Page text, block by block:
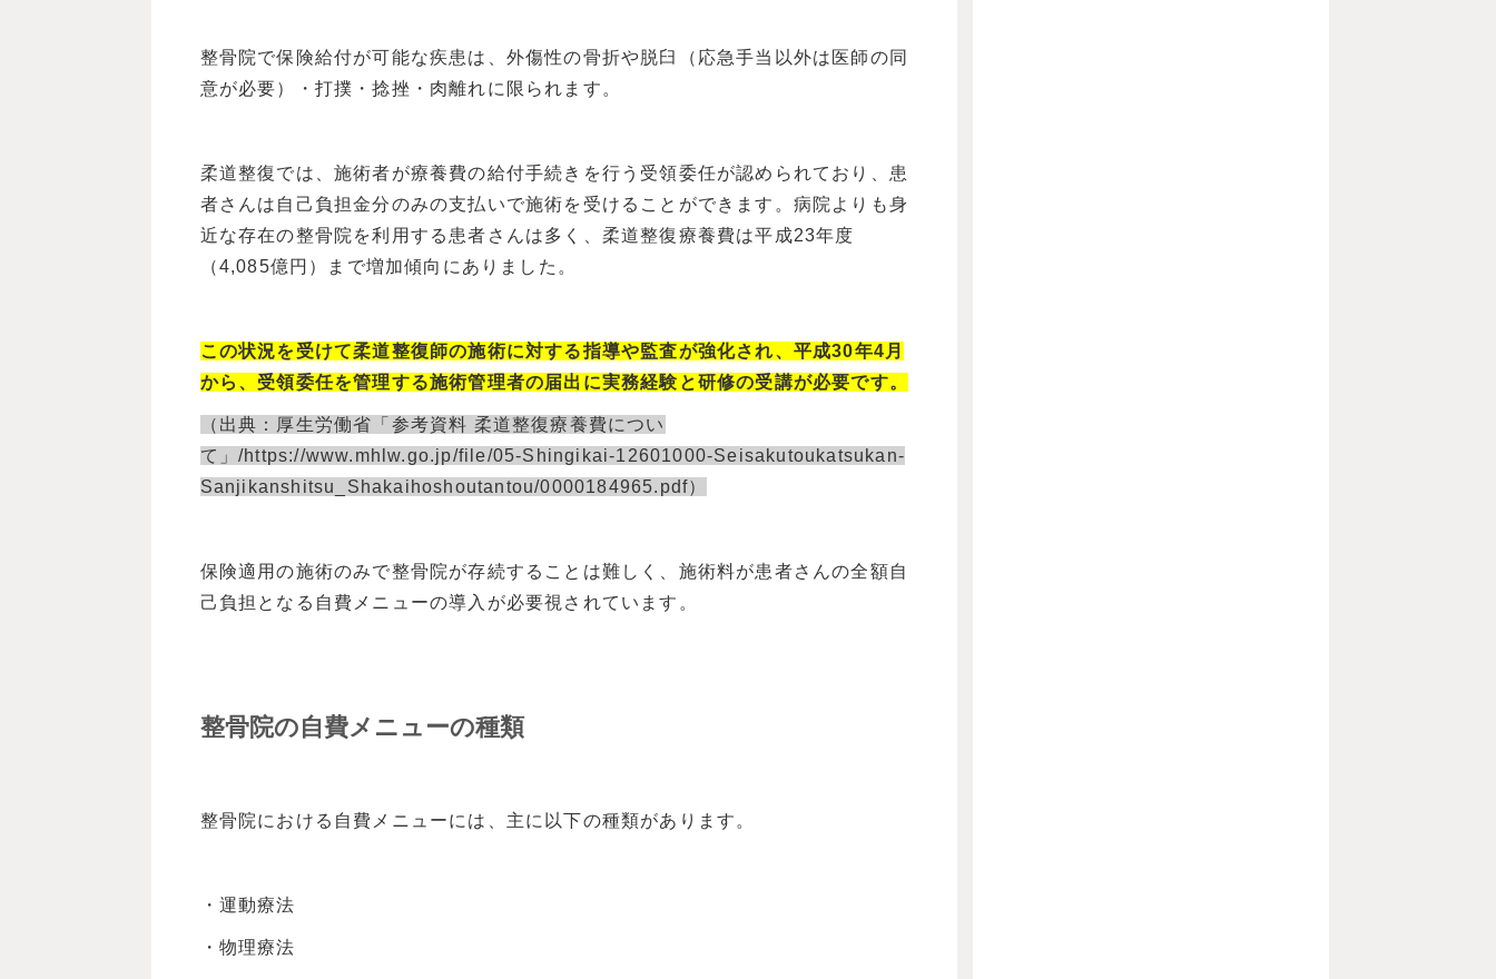
整骨院で保険給付が可能な疾患は、外傷性の骨折や脱臼（応急手当以外は医師の同
意が必要）・打撲・捻挫・肉離れに限られます。
柔道整復では、施術者が療養費の給付手続きを行う受領委任が認められており、患
者さんは自己負担金分のみの支払いで施術を受けることができます。病院よりも身
近な存在の整骨院を利用する患者さんは多く、柔道整復療養費は平成23年度
（4,085億円）まで増加傾向にありました。
この状況を受けて柔道整復師の施術に対する指導や監査が強化され、平成30年4月
から、受領委任を管理する施術管理者の届出に実務経験と研修の受講が必要です。
（出典：厚生労働省 「参考資料 柔道整復療養費につい
て」/https://www.mhlw.go.jp/file/05-Shingikai-12601000-Seisakutoukatsukan-
Sanjikanshitsu_Shakaihoshoutantou/0000184965.pdf）
保険適用の施術のみで整骨院が存続することは難しく、施術料が患者さんの全額自
己負担となる自費メニューの導入が必要視されています。
整骨院の自費メニューの種類
整骨院における自費メニューには、主に以下の種類があります。
・運動療法
・物理療法